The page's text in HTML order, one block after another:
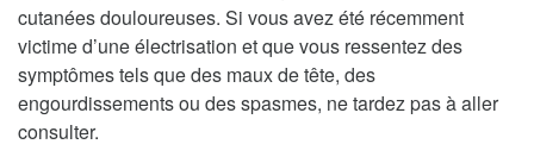
cutanées douloureuses. Si vous avez été récemment
victime d’une électrisation et que vous ressentez des
symptômes tels que des maux de tête, des
engourdissements ou des spasmes, ne tardez pas à aller
consulter.